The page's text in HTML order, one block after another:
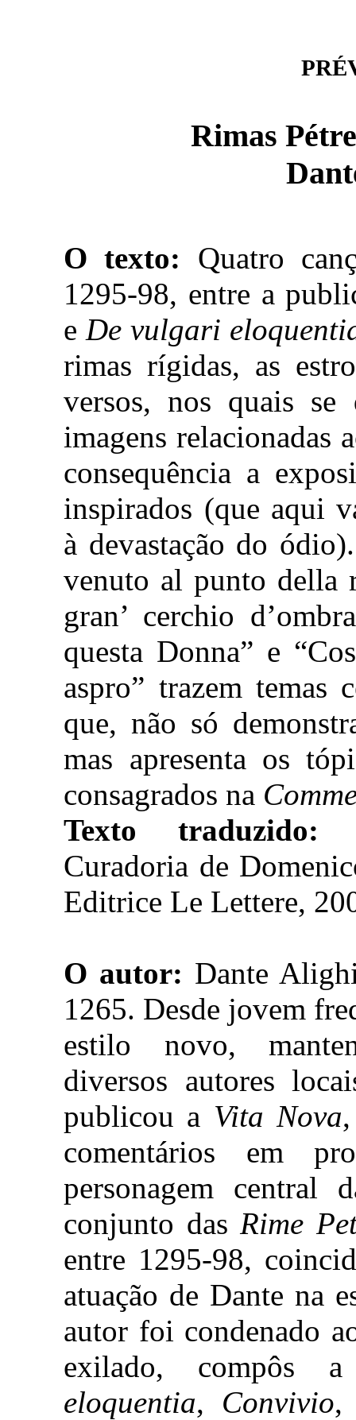
Rimas
O texto: Quatro
1295-98, entre a
eDe vulgari
rimas rígidas, as
versos, nos quais se
imagens relacionadas
consequência a
inspirados (que aqui
à devastação do
venuto al punto della
gran’ cerchio
questa Donna” e
aspro” trazem temas
que, não só
mas apresenta os
consagrados na
Texto
Curadoria de
Editrice Le Lettere,
O autor: Dante
1265. Desde jovem
estilo novo,
diversos autores
publicou a Vita Nova
comentários em
personagem central
conjunto dasRime
entre 1295-98,
atuação de Dante na
autor foi condenado
exilado, compôs
eloquentia, Convivio